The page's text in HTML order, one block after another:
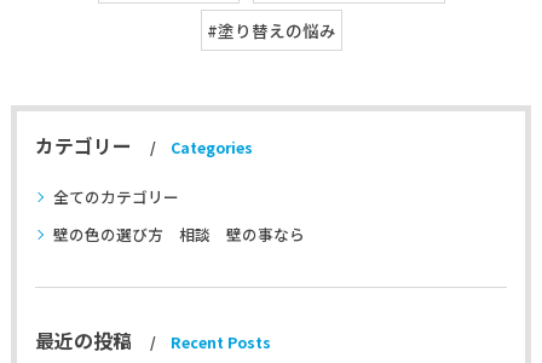
#塗り替えの悩み
カテゴリー Categories
全てのカテゴリー
壁の色の選び方 相談 壁の事なら
最近の投稿 Recent Posts